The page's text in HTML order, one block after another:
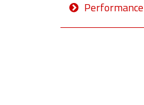
Performance